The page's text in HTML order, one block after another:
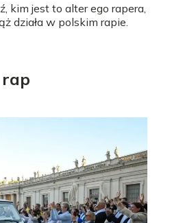
kim jest to alter ego rapera,
działa w polskim rapie.